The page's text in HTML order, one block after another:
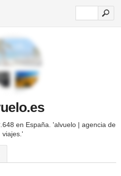
en España. 'alvuelo | agencia de
viajes.'